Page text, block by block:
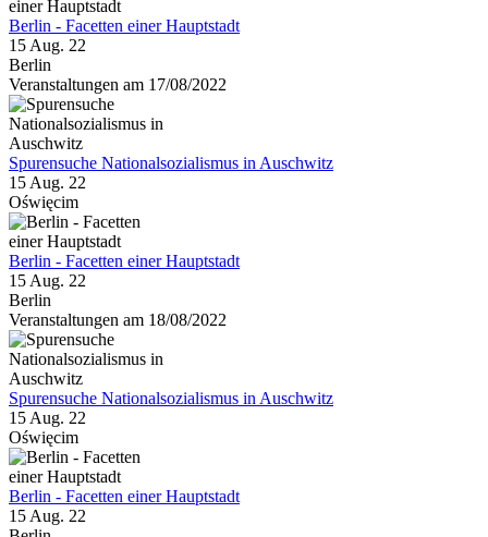
Berlin - Facetten einer Hauptstadt
15 Aug. 22
Berlin
Veranstaltungen am 17/08/2022
Spurensuche Nationalsozialismus in Auschwitz
15 Aug. 22
Oświęcim
Berlin - Facetten einer Hauptstadt
15 Aug. 22
Berlin
Veranstaltungen am 18/08/2022
Spurensuche Nationalsozialismus in Auschwitz
15 Aug. 22
Oświęcim
Berlin - Facetten einer Hauptstadt
15 Aug. 22